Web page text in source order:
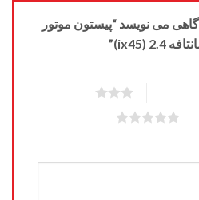
می نویسد “پیستون موتور